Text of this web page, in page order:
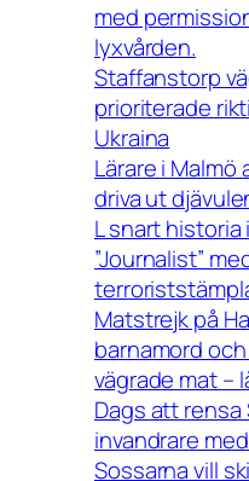
med
lyxvården.
Staffanstorp
prioriterade
Ukraina
Lärare i
driva ut
L snart historia
”Journalist”
Matstrejk på
barnamord
vägrade mat –
Dags att rensa
invandrare
Sossarna vill